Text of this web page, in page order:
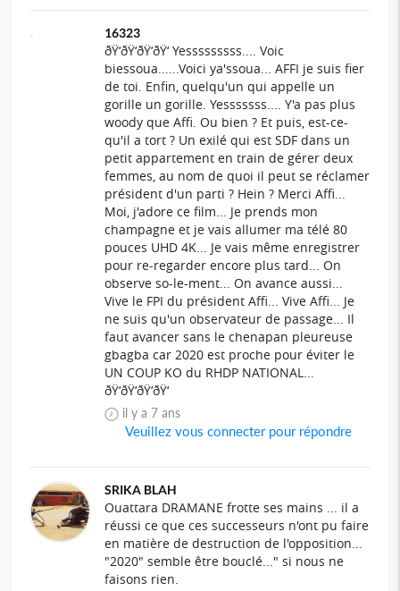
16323
ðŸ‘ðŸ‘ðŸ‘ðŸ‘ Yesssssssss.... Voic
biessoua......Voici ya'ssoua... AFFI je suis fier
de toi. Enfin, quelqu'un qui appelle un
gorille un gorille. Yesssssss.... Y'a pas plus
woody que Affi. Ou bien ? Et puis, est-ce-
qu'il a tort ? Un exilé qui est SDF dans un
petit appartement en train de gérer deux
femmes, au nom de quoi il peut se réclamer
président d'un parti ? Hein ? Merci Affi...
Moi, j'adore ce film... Je prends mon
champagne et je vais allumer ma télé 80
pouces UHD 4K... Je vais même enregistrer
pour re-regarder encore plus tard... On
observe so-le-ment... On avance aussi...
Vive le FPI du président Affi... Vive Affi... Je
ne suis qu'un observateur de passage... Il
faut avancer sans le chenapan pleureuse
gbagba car 2020 est proche pour éviter le
UN COUP KO du RHDP NATIONAL...
ðŸ‘ðŸ‘ðŸ‘ðŸ‘
il y a 7 ans
Veuillez vous connecter pour répondre
SRIKA BLAH
Ouattara DRAMANE frotte ses mains ... il a
réussi ce que ces successeurs n'ont pu faire
en matière de destruction de l'opposition...
"2020" semble être bouclé..." si nous ne
faisons rien.